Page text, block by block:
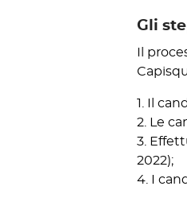
Gli
Il
1. Il
2. Le
3.
2022);
4. I